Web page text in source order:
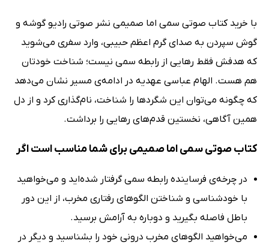
با خرید کتاب صوتی سمی اما صمیمی نشر صوتی رادیو گوشه و
گوش سپردن به صدای گرم اعظم حبیبی، وارد سفری می‌شوید
که هدفش فقط رهایی از رابطه سمی نیست؛ شناخت خودتان
هم هست. الهام عباسی عهدیه در ادامه‌ی مسیر نشان می‌دهد
که چگونه می‌توان این شگردها را شناخت، نام‌گذاری کرد و از دل
همین آگاهی، نخستین قدم‌های رهایی را برداشت.
کتاب صوتی سمی اما صمیمی برای شما مناسب است اگر
در چرخه‌ی فرساینده رابطه سمی گرفتار شده‌اید و می‌خواهید
با خودشناسی و شناختن الگوهای رفتاری مخرب، از این دور
باطل فاصله بگیرید و دوباره به آرامش برسید.
می‌خواهید الگوهای مخرب درونی خود را بشناسید و دیگر در